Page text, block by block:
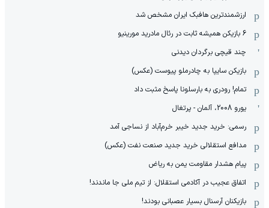
ارزشمندترین هافبک ایران مشخص شد
6 بازیکن همیشه ثابت در رئال مادرید مورینیو
چند قیچی برگردان دیدنی
بازیکن سایپا به چادرملو پیوست (عکس)
تمام! رودری به بارسلونا پاسخ مثبت داد
یورو 2008، آلمان - پرتغال
رسمی: خرید جدید خیبر خرم‌آباد از نساجی آمد
مدافع استقلالی خرید جدید صنعت نفت (عکس)
پیام هشدار مقاومت یمن به ریاض
اتفاق عجیب در آکادمی استقلال: از تیم ملی جا ماندند!
بازیکنان آرسنال بسیار عصبانی بودند!